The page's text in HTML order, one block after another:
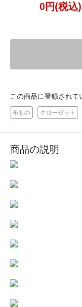
0円(税込)
この商品に登録されて
布もの クローゼット
商品の説明